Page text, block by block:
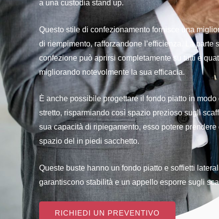
a una custodia stand up.
Questo stile di confezionamento fornisce una
di riempimento,rafforzandone l’efficienza.
La parte
confezione può aprirsicompletamente su tutti e
migliorando notevolmente la sua efficacia.
È anche possibile progettare il fondo piatto in modo
stretto, risparmiando così spazio prezioso sugli
sua capacità di ripiegamento, essopotere prendere
spazio del in piedisacchetto.
Queste buste hanno un fondo piatto e soffietti
garantiscono stabilitàe un appello esporre sugli
RICHIEDI UN PREVENTIVO